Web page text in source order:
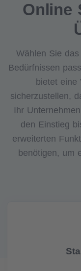
Online
Wählen Sie
Bedürfnissen
bietet eine
sicherzustellen,
Ihr
den Einstieg
erweiterten
benötigen, um